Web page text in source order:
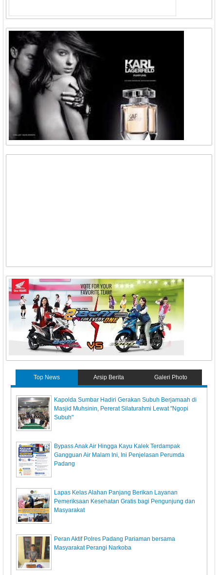
Top News Arsip Berita Galeri Photo
Kapolda Sumbar Hadiri Gerakan Subuh Berjamaah di
Masjid Muhsinin, Pererat Silaturahmi Lewat "Ngopi
Subuh"
Bypass Anak Air Hingga Kayu Kalek Terdampak
Gangguan Air Malam Ini, Ini Penjelasan Perumda
Padang
Lapas Kelas Alahan Panjang Berikan Layanan
Pemeriksaan Kesehatan Gratis bagi Pengunjung dan
Masyarakat
Peran Aktif Polres Padang Pariaman bersama
Masyarakat Perangi Narkoba